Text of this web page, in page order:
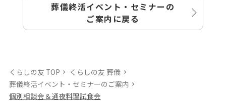
葬儀終活イベント・セミナーの
ご案内に戻る
くらしの友 TOP
くらしの友 葬儀
葬儀終活イベント・セミナーのご案内
個別相談会＆通夜料理試食会